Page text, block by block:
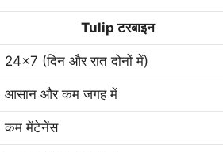
Tulip टरबाइन
24×7 (दिन और रात दोनों में)
आसान और कम जगह में
कम मेंटेनेंस